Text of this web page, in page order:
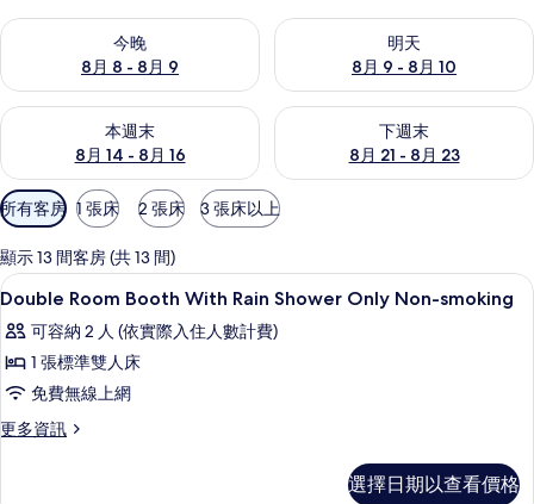
今晚
8月 8 - 8月 9
查看今晚 (8月 8 - 8月 9) 的供應情況
明天
8月 9 - 8月 10
查看明天 (8月 9 - 8月 10) 的供
本週末
8月 14 - 8月 16
查看本週末 (8月 14 - 8月 16) 的供應情況
下週末
8月 21 - 8月 23
查看下週末 (8月 21 - 8月 23)
可
用
的
客
房
篩
選
條
所有客房 1 張床 2 張床 3 張床以上
顯示 13 間客房 (共 13 間)
顯
示
Double
Room
Booth
With
高級寢具、羽絨被、客房內保險箱、
1
Double Room Booth With Rain Shower Only Non-smoking
可容納 2 人 (依實際入住人數計費)
1 張標準雙人床
免費無線上網
更多資訊
更
選擇日期以查看價格